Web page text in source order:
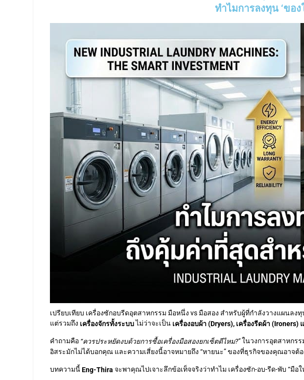
ทำไมการลงทุน ‘ขอ
เปรียบเทียบ เครื่องซักอบรีดอุตสาหกรรม มือหนึ่ง vs มือสอง สำหรับผู้ที่กำลังวางแผน
แต่รวมถึง เครื่องจักรทั้งระบบไม่ว่าจะเป็น เครื่องอบผ้า (Dryers), เครื่องรีดผ้า
คำถามคือ “ควรประหยัดงบด้วยการซื้อเครื่องมือสองยกเซ็ตดีไหม?”ในวงการอุตสาหกรร
อิสระมักไม่ได้บอกคุณ และความเสี่ยงนี้อาจหมายถึง “หายนะ” ของที่ธุรกิจของคุณอาจต้อ
บทความนี้Eng-Thira จะพาคุณไปเจาะลึกข้อเท็จจริงว่าทำไม เครื่องซัก-อบ-รีด-พับ “มือ